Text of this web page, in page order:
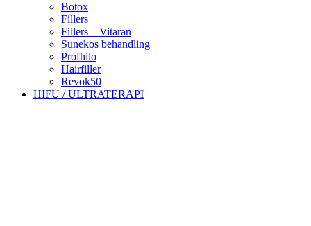
Botox
Fillers
Fillers – Vitaran
Sunekos behandling
Profhilo
Hairfiller
Revok50
HIFU / ULTRATERAPI